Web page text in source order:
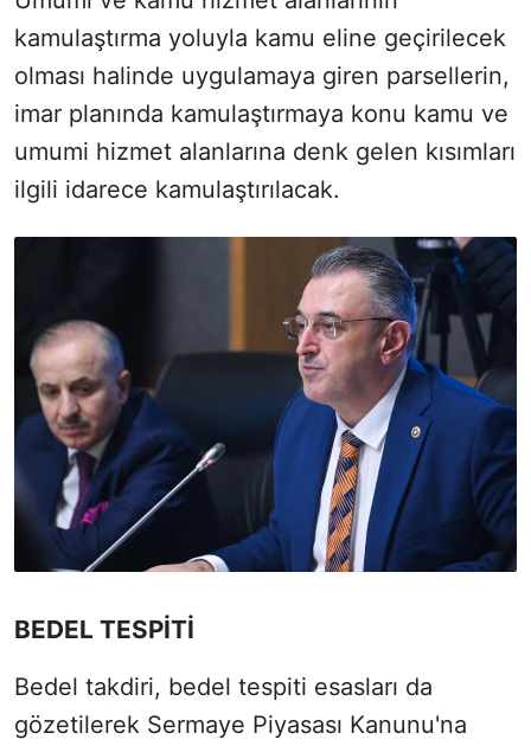
kamulaştırma yoluyla kamu eline geçirilecek
olması halinde uygulamaya giren parsellerin,
imar planında kamulaştırmaya konu kamu ve
umumi hizmet alanlarına denk gelen kısımları
ilgili idarece kamulaştırılacak.
BEDEL TESPİTİ
Bedel takdiri, bedel tespiti esasları da
gözetilerek Sermaye Piyasası Kanunu'na